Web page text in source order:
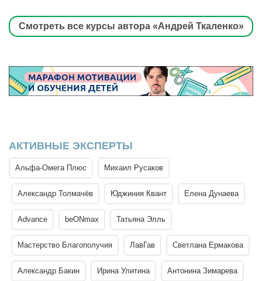
Смотреть все курсы автора «Андрей Ткаленко»
АКТИВНЫЕ ЭКСПЕРТЫ
Альфа-Омега Плюс Михаил Русаков
Александр Толмачёв Юджиния Квант Елена Дунаева
Advance beONmax Татьяна Элль
Мастерство Благополучия ЛавГав Светлана Ермакова
Александр Бакин Ирина Улитина Антонина Зимарева